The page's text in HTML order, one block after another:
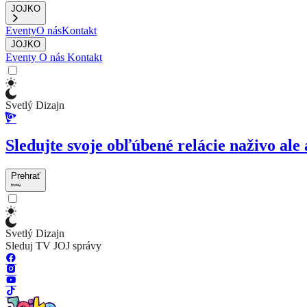
JOJKO
EventyO násKontakt
JOJKO
Eventy O nás Kontakt
Svetlý Dizajn
Sledujte svoje obľúbené relácie naživo
Prehrať
Svetlý Dizajn
Sleduj TV JOJ správy